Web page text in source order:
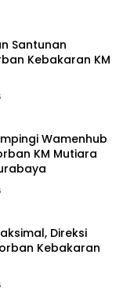
Santunan
Kebakaran KM
Wamenhub
KM Mutiara
Direksi
Kebakaran